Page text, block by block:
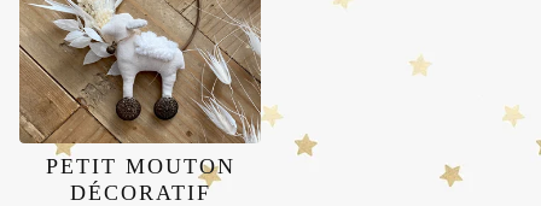
PETIT MOUTON
DÉCORATIF